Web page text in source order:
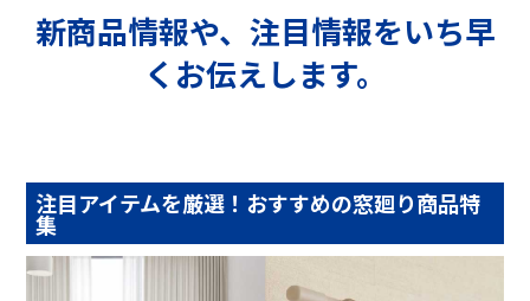
新商品情報や、注目情報をいち早
くお伝えします。
注目アイテムを厳選！おすすめの窓廻り商品特
集